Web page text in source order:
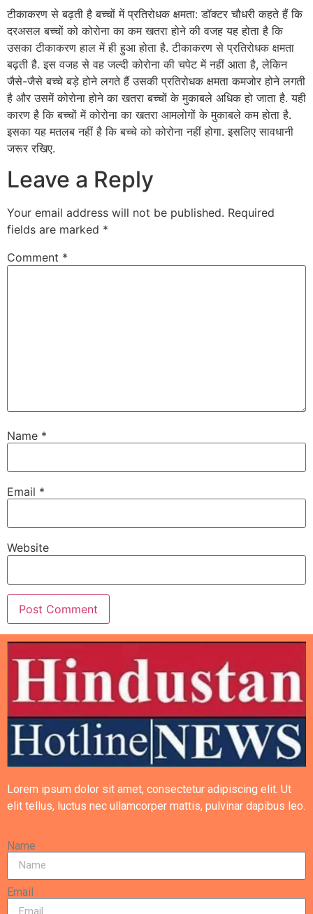
टीकाकरण से बढ़ती है बच्चों में प्रतिरोधक क्षमता: डॉक्टर चौधरी कहते हैं कि
दरअसल बच्चों को कोरोना का कम खतरा होने की वजह यह होता है कि
उसका टीकाकरण हाल में ही हुआ होता है. टीकाकरण से प्रतिरोधक क्षमता
बढ़ती है. इस वजह से वह जल्दी कोरोना की चपेट में नहीं आता है, लेकिन
जैसे-जैसे बच्चे बड़े होने लगते हैं उसकी प्रतिरोधक क्षमता कमजोर होने लगती
है और उसमें कोरोना होने का खतरा बच्चों के मुकाबले अधिक हो जाता है. यही
कारण है कि बच्चों में कोरोना का खतरा आमलोगों के मुकाबले कम होता है.
इसका यह मतलब नहीं है कि बच्चे को कोरोना नहीं होगा. इसलिए सावधानी
जरूर रखिए.
Leave a Reply
Your email address will not be published. Required
fields are marked *
Comment *
Name *
Email *
Website
Lorem ipsum dolor sit amet, consectetur adipiscing elit. Ut
elit tellus, luctus nec ullamcorper mattis, pulvinar dapibus leo.
Name
Email